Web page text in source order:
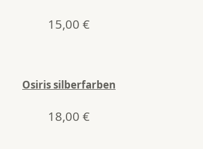
15,00 €
Osiris silberfarben
18,00 €